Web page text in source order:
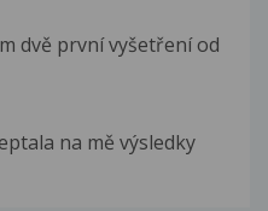
dvě první vyšetření od
na mě výsledky